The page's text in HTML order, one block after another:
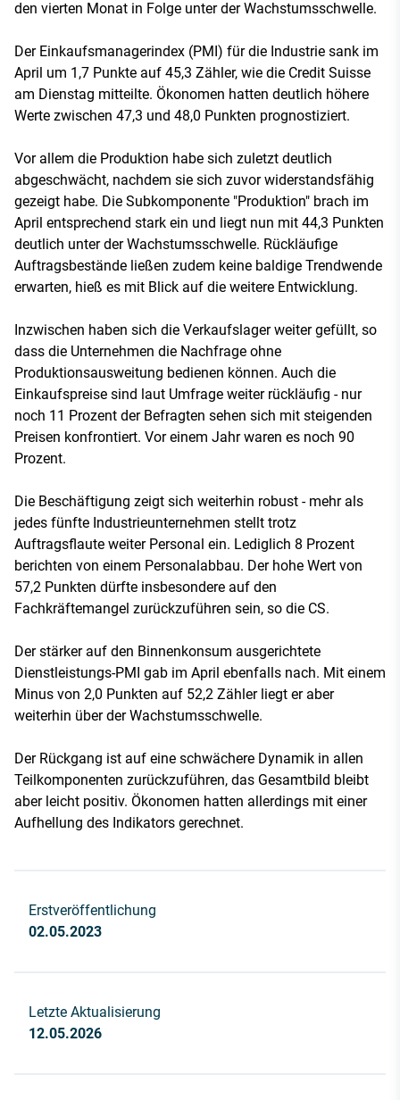
den vierten Monat in Folge unter der Wachstumsschwelle.
Der Einkaufsmanagerindex (PMI) für die Industrie sank im
April um 1,7 Punkte auf 45,3 Zähler, wie die Credit Suisse
am Dienstag mitteilte. Ökonomen hatten deutlich höhere
Werte zwischen 47,3 und 48,0 Punkten prognostiziert.
Vor allem die Produktion habe sich zuletzt deutlich
abgeschwächt, nachdem sie sich zuvor widerstandsfähig
gezeigt habe. Die Subkomponente "Produktion" brach im
April entsprechend stark ein und liegt nun mit 44,3 Punkten
deutlich unter der Wachstumsschwelle. Rückläufige
Auftragsbestände ließen zudem keine baldige Trendwende
erwarten, hieß es mit Blick auf die weitere Entwicklung.
Inzwischen haben sich die Verkaufslager weiter gefüllt, so
dass die Unternehmen die Nachfrage ohne
Produktionsausweitung bedienen können. Auch die
Einkaufspreise sind laut Umfrage weiter rückläufig - nur
noch 11 Prozent der Befragten sehen sich mit steigenden
Preisen konfrontiert. Vor einem Jahr waren es noch 90
Prozent.
Die Beschäftigung zeigt sich weiterhin robust - mehr als
jedes fünfte Industrieunternehmen stellt trotz
Auftragsflaute weiter Personal ein. Lediglich 8 Prozent
berichten von einem Personalabbau. Der hohe Wert von
57,2 Punkten dürfte insbesondere auf den
Fachkräftemangel zurückzuführen sein, so die CS.
Der stärker auf den Binnenkonsum ausgerichtete
Dienstleistungs-PMI gab im April ebenfalls nach. Mit einem
Minus von 2,0 Punkten auf 52,2 Zähler liegt er aber
weiterhin über der Wachstumsschwelle.
Der Rückgang ist auf eine schwächere Dynamik in allen
Teilkomponenten zurückzuführen, das Gesamtbild bleibt
aber leicht positiv. Ökonomen hatten allerdings mit einer
Aufhellung des Indikators gerechnet.
Erstveröffentlichung
02.05.2023
Letzte Aktualisierung
12.05.2026